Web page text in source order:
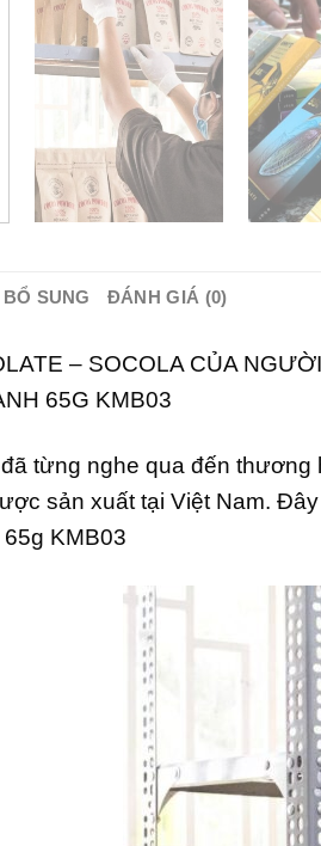
SUNG ĐÁNH GIÁ (0)
– SOCOLA CỦA
65G KMB03
từng nghe qua đến thương
sản xuất tại Việt Nam.
KMB03